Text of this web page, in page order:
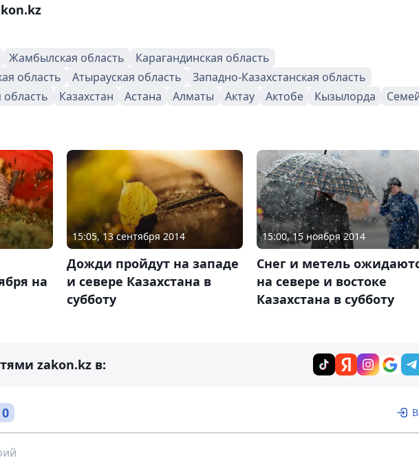
Жамбылская область
Карагандинская область
область
Атырауская область
Западно-Казахстанская область
область
Казахстан Астана Алматы Актау Актобе Кызылорда
на
15:05, 13 сентября 2014
Дожди пройдут на западе
и севере Казахстана в
субботу
15:00, 15 ноября 2014
Снег и метель
на севере и востоке
Казахстана в субботу
zakon.kz в:
0